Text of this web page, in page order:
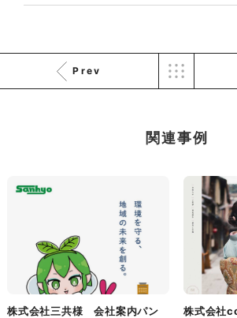
ノベルティ
Prev
関連事例
株式会社三共様 会社案内パン
株式会社